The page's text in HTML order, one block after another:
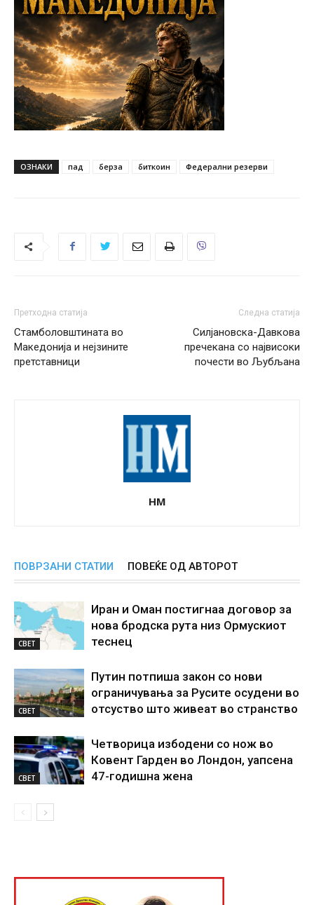
ОЗНАКИ пад берза биткоин Федерални резерви
Претходна статија
Стамболовштината во
Македонија и нејзините
претставници
Следна статија
Силјановска-Давкова
пречекана со највисоки
почести во Љубљана
НМ
ПОВРЗАНИ СТАТИИ ПОВЕЌЕ ОД АВТОРОТ
СВЕТ
Иран и Оман постигнаа договор за
нова бродска рута низ Ормускиот
теснец
СВЕТ
Путин потпиша закон со нови
ограничувања за Русите осудени во
отсуство што живеат во странство
СВЕТ
Четворица избодени со нож во
Ковент Гарден во Лондон, уапсена
47-годишна жена